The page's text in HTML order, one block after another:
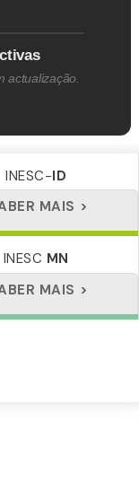
actualização.
INESC-ID
MAIS
INESC MN
MAIS